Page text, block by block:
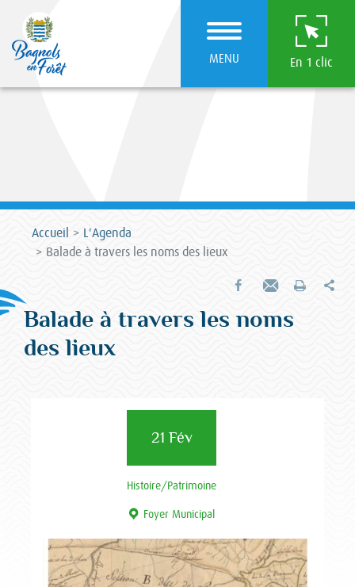
MENU En 1 clic
Accueil
L'Agenda
Balade à travers les noms des lieux
Partager sur Facebook
Envoyer par e-mail
Imprimer
Balade à travers les noms
des lieux
21 Fév
Histoire/Patrimoine
Foyer Municipal